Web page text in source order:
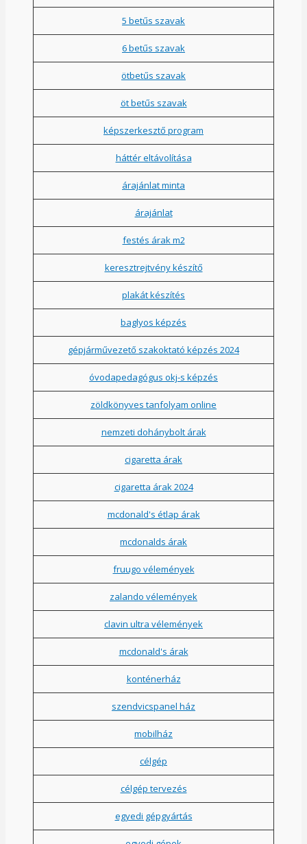
5 betűs szavak
6 betűs szavak
ötbetűs szavak
öt betűs szavak
képszerkesztő program
háttér eltávolítása
árajánlat minta
árajánlat
festés árak m2
keresztrejtvény készítő
plakát készítés
baglyos képzés
gépjárművezető szakoktató képzés 2024
óvodapedagógus okj-s képzés
zöldkönyves tanfolyam online
nemzeti dohánybolt árak
cigaretta árak
cigaretta árak 2024
mcdonald's étlap árak
mcdonalds árak
fruugo vélemények
zalando vélemények
clavin ultra vélemények
mcdonald's árak
konténerház
szendvicspanel ház
mobilház
célgép
célgép tervezés
egyedi gépgyártás